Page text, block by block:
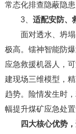
常态化排查隐蔽隐
3、 适配安防、
面对透水、坍
极高。镭神智能防
应急救援机器人，
建现场三维模型，
趋势。险情发生时
幅提升煤矿应急处置
四大核心优势，